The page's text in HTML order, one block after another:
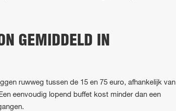
GEMIDDELD IN
ruwweg tussen de 15 en 75 euro, afhankelijk van
eenvoudig lopend buffet kost minder dan een